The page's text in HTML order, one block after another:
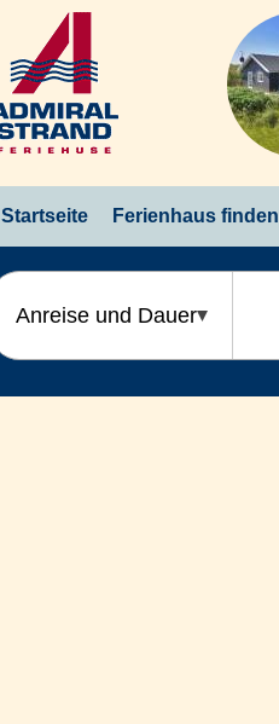
Startseite Ferienhaus finden
Anreise und Dauer